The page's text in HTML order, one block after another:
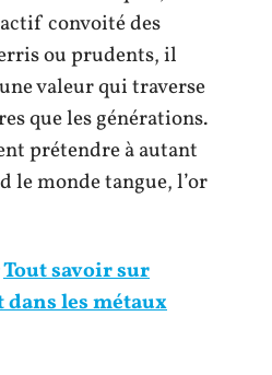
convoité des
ou prudents, il
valeur qui traverse
que les générations.
prétendre à autant
le monde tangue, l’or
Tout savoir sur
les métaux